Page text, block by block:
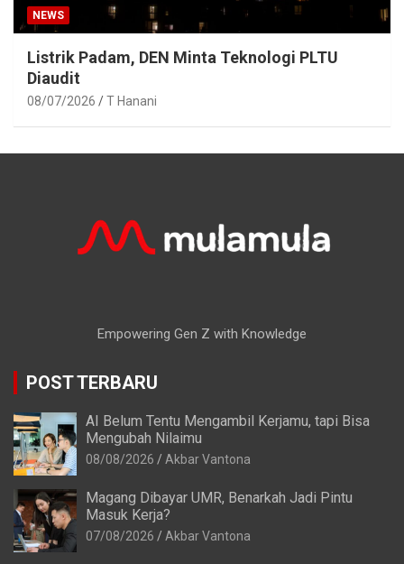
NEWS
Listrik Padam, DEN Minta Teknologi PLTU
Diaudit
08/07/2026 T Hanani
Empowering Gen Z with Knowledge
POST TERBARU
AI Belum Tentu Mengambil Kerjamu, tapi Bisa
Mengubah Nilaimu
08/08/2026 Akbar Vantona
Magang Dibayar UMR, Benarkah Jadi Pintu
Masuk Kerja?
07/08/2026 Akbar Vantona